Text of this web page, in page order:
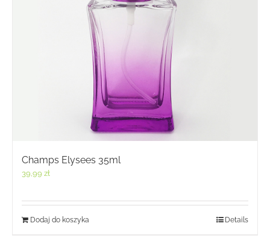
Champs Elysees 35ml
39,99 zł
Dodaj do koszyka Details